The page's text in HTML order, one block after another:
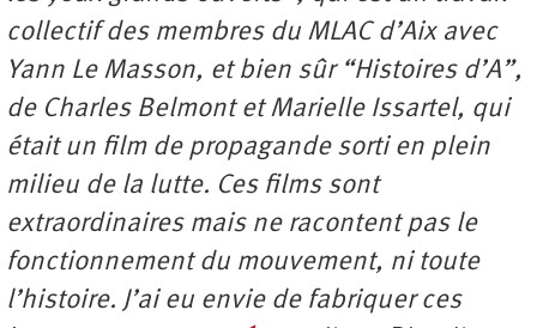
collectif des membres du MLAC d’Aix avec
Yann Le Masson, et bien sûr “Histoires d’A”,
de Charles Belmont et Marielle Issartel, qui
était un film de propagande sorti en plein
milieu de la lutte. Ces films sont
extraordinaires mais ne racontent pas le
fonctionnement du mouvement, ni toute
l’histoire. J’ai eu envie de fabriquer ces